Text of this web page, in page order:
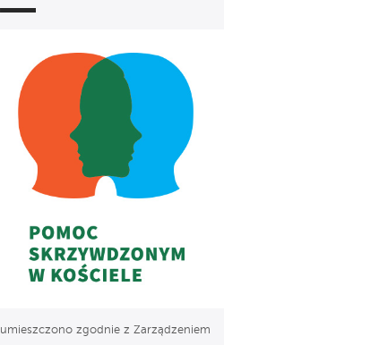
umieszczono zgodnie z Zarządzeniem